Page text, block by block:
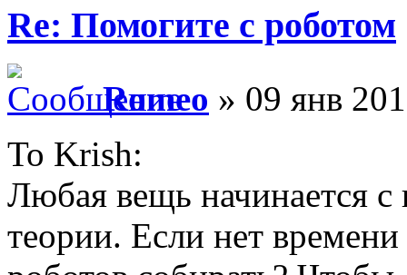
Re: Помогите с роботом
Romeo » 09 янв
To Krish:
Любая вещь начинается с
теории. Если нет времени